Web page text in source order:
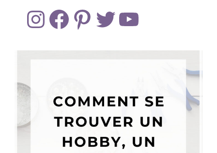
InstagramFacebookPinterestTwitter YouTube